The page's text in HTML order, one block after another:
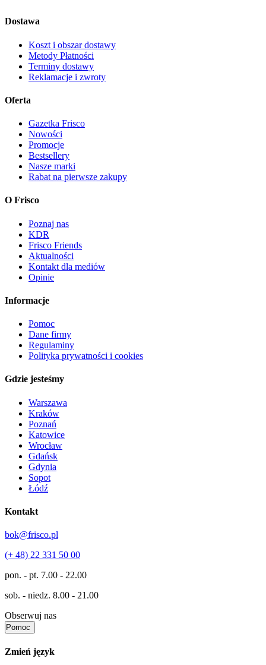
Dostawa
Koszt i obszar dostawy
Metody Płatności
Terminy dostawy
Reklamacje i zwroty
Oferta
Gazetka Frisco
Nowości
Promocje
Bestsellery
Nasze marki
Rabat na pierwsze zakupy
O Frisco
Poznaj nas
KDR
Frisco Friends
Aktualności
Kontakt dla mediów
Opinie
Informacje
Pomoc
Dane firmy
Regulaminy
Polityka prywatności i cookies
Gdzie jesteśmy
Warszawa
Kraków
Poznań
Katowice
Wrocław
Gdańsk
Gdynia
Sopot
Łódź
Kontakt
bok@frisco.pl
(+ 48) 22 331 50 00
pon. - pt. 7.00 - 22.00
sob. - niedz. 8.00 - 21.00
Obserwuj nas
Pomoc
Zmień język